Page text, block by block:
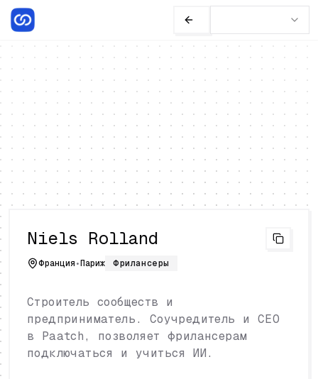
Niels Rolland
Франция •Париж Фрилансеры
Строитель сообществ и
предприниматель. Соучредитель и CEO
в Paatch, позволяет фрилансерам
подключаться и учиться ИИ.